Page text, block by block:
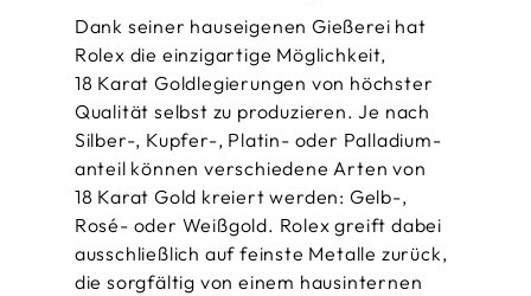
Dank seiner hauseigenen Gießerei hat
Rolex die einzigartige Möglichkeit,
18 Karat Gold­legierungen von höchster
Qualität selbst zu produzieren. Je nach
Silber-, Kupfer-, Platin- oder Palladium­
anteil können verschiedene Arten von
18 Karat Gold kreiert werden: Gelb-,
Rosé- oder Weißgold. Rolex greift dabei
ausschließlich auf feinste Metalle zurück,
die sorgfältig von einem hausinternen